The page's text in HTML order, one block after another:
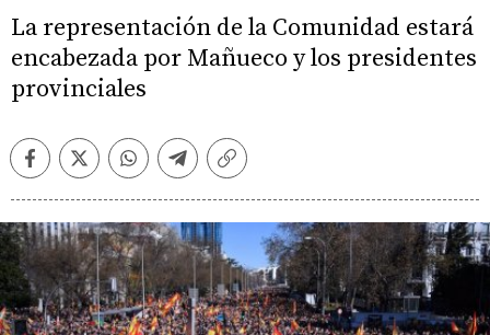
La representación de la Comunidad estará
encabezada por Mañueco y los presidentes
provinciales
FacebookTwitterWhatsappTelegramCopiar